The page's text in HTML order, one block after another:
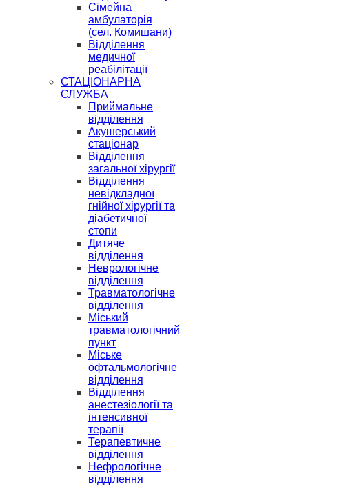
Сімейна
амбулаторія
(сел. Комишани)
Відділення
медичної
реабілітації
СТАЦІОНАРНА
СЛУЖБА
Приймальне
відділення
Акушерський
стаціонар
Відділення
загальної хірургії
Відділення
невідкладної
гнійної хірургії та
діабетичної
стопи
Дитяче
відділення
Неврологічне
відділення
Травматологічне
відділення
Міський
травматологічний
пункт
Міське
офтальмологічне
відділення
Відділення
анестезіології та
інтенсивної
терапії
Терапевтичне
відділення
Нефрологічне
відділення